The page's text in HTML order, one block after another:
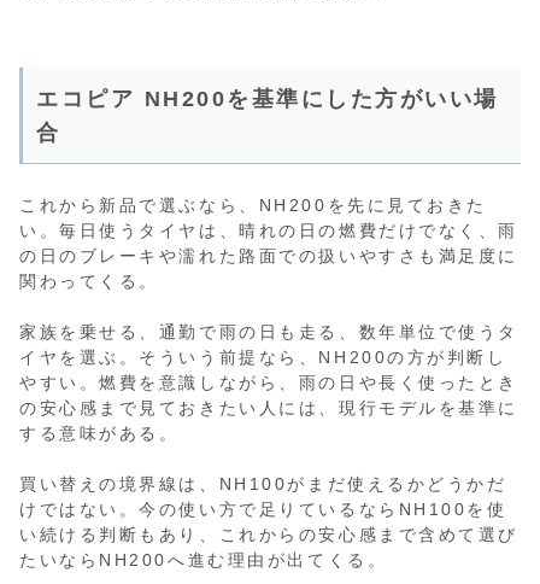
エコピア NH200を基準にした方がいい場
合
これから新品で選ぶなら、NH200を先に見ておきた
い。毎日使うタイヤは、晴れの日の燃費だけでなく、雨
の日のブレーキや濡れた路面での扱いやすさも満足度に
関わってくる。
家族を乗せる、通勤で雨の日も走る、数年単位で使うタ
イヤを選ぶ。そういう前提なら、NH200の方が判断し
やすい。燃費を意識しながら、雨の日や長く使ったとき
の安心感まで見ておきたい人には、現行モデルを基準に
する意味がある。
買い替えの境界線は、NH100がまだ使えるかどうかだ
けではない。今の使い方で足りているならNH100を使
い続ける判断もあり、これからの安心感まで含めて選び
たいならNH200へ進む理由が出てくる。